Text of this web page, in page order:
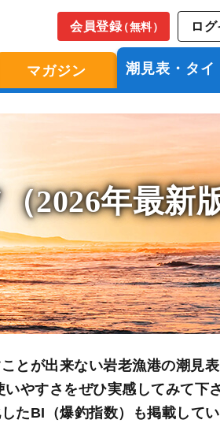
会員登録（無料） ロ
マガジン 潮見表・タイ
2026年最新
とが出来ない岩老漁港の潮見
やすさをぜひ実感してみて下
たBI（爆釣指数）も掲載してい